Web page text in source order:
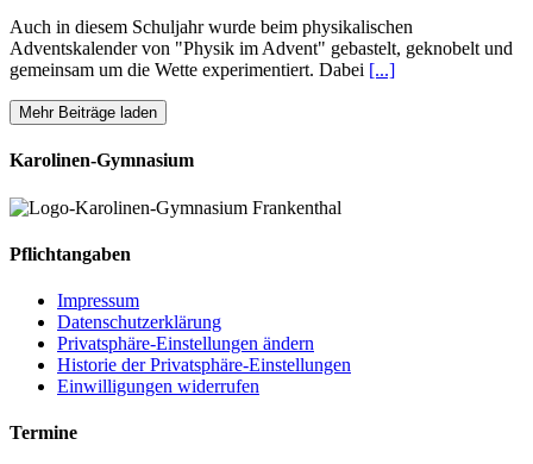
Auch in diesem Schuljahr wurde beim physikalischen
Adventskalender von "Physik im Advent" gebastelt, geknobelt und
gemeinsam um die Wette experimentiert. Dabei [...]
Mehr Beiträge laden
Karolinen-Gymnasium
Pflichtangaben
Impressum
Datenschutzerklärung
Privatsphäre-Einstellungen ändern
Historie der Privatsphäre-Einstellungen
Einwilligungen widerrufen
Termine